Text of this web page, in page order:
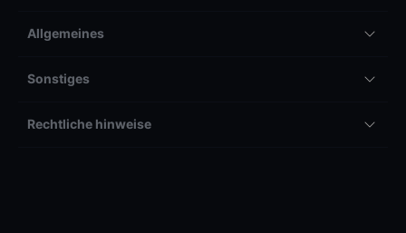
Allgemeines
Sonstiges
Rechtliche hinweise